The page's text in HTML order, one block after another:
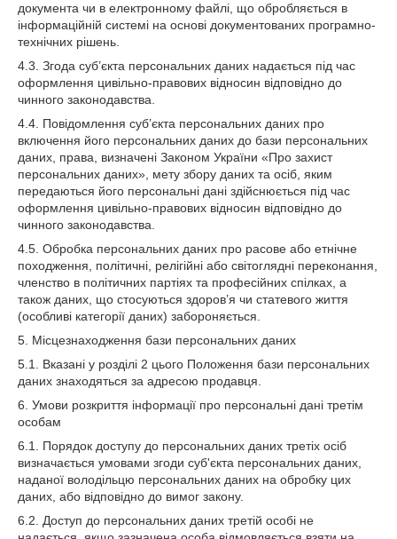
документа чи в електронному файлі, що обробляється в
інформаційній системі на основі документованих програмно-
технічних рішень.
4.3. Згода суб’єкта персональних даних надається під час
оформлення цивільно-правових відносин відповідно до
чинного законодавства.
4.4. Повідомлення суб’єкта персональних даних про
включення його персональних даних до бази персональних
даних, права, визначені Законом України «Про захист
персональних даних», мету збору даних та осіб, яким
передаються його персональні дані здійснюється під час
оформлення цивільно-правових відносин відповідно до
чинного законодавства.
4.5. Обробка персональних даних про расове або етнічне
походження, політичні, релігійні або світоглядні переконання,
членство в політичних партіях та професійних спілках, а
також даних, що стосуються здоров’я чи статевого життя
(особливі категорії даних) забороняється.
5. Місцезнаходження бази персональних даних
5.1. Вказані у розділі 2 цього Положення бази персональних
даних знаходяться за адресою продавця.
6. Умови розкриття інформації про персональні дані третім
особам
6.1. Порядок доступу до персональних даних третіх осіб
визначається умовами згоди суб'єкта персональних даних,
наданої володільцю персональних даних на обробку цих
даних, або відповідно до вимог закону.
6.2. Доступ до персональних даних третій особі не